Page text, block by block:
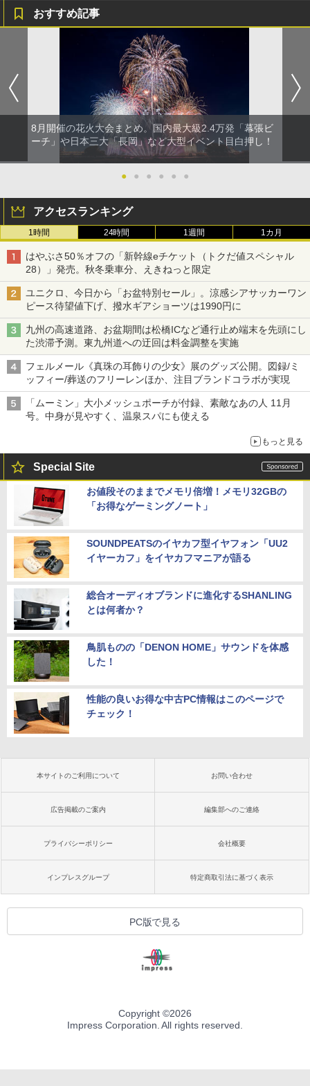
おすすめ記事
8月開催の花火大会まとめ。国内最大級2.4万発「幕張ビ
ーチ」や日本三大「長岡」など大型イベント目白押し！
● ● ● ● ● ●
アクセスランキング
1時間 24時間 1週間 1カ月
はやぶさ50％オフの「新幹線eチケット（トクだ値スペシャル
28）」発売。秋冬乗車分、えきねっと限定
ユニクロ、今日から「お盆特別セール」。涼感シアサッカーワン
ピース待望値下げ、撥水ギアショーツは1990円に
九州の高速道路、お盆期間は松橋ICなど通行止め端末を先頭にし
た渋滞予測。東九州道への迂回は料金調整を実施
フェルメール《真珠の耳飾りの少女》展のグッズ公開。図録/ミ
ッフィー/葬送のフリーレンほか、注目ブランドコラボが実現
「ムーミン」大小メッシュポーチが付録、素敵なあの人 11月
号。中身が見やすく、温泉スパにも使える
もっと見る
Special Site
お値段そのままでメモリ倍増！メモリ32GBの
「お得なゲーミングノート」
SOUNDPEATSのイヤカフ型イヤフォン「UU2
イヤーカフ」をイヤカフマニアが語る
総合オーディオブランドに進化するSHANLING
とは何者か？
鳥肌ものの「DENON HOME」サウンドを体感
した！
性能の良いお得な中古PC情報はこのページで
チェック！
本サイトのご利用について お問い合わせ
広告掲載のご案内 編集部へのご連絡
プライバシーポリシー 会社概要
インプレスグループ 特定商取引法に基づく表示
PC版で見る
Copyright ©2026
Impress Corporation. All rights reserved.